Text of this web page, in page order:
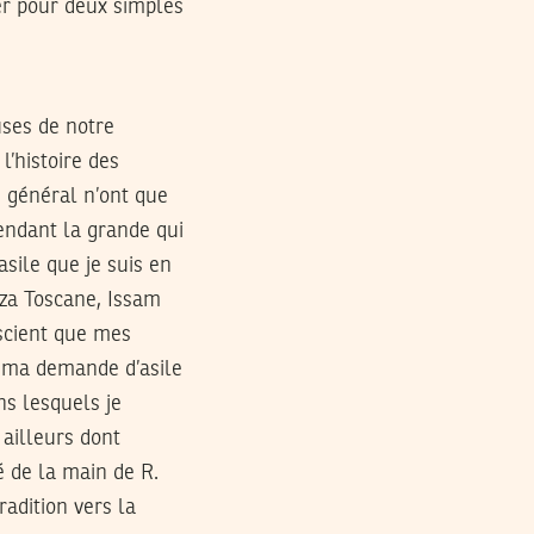
pour deux simples
de notre
des
n’ont que
la grande qui
que je suis en
Toscane, Issam
que mes
demande d’asile
lesquels je
ailleurs dont
de la main de R.
vers la